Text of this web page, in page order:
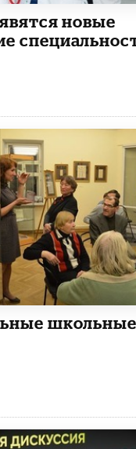
новые